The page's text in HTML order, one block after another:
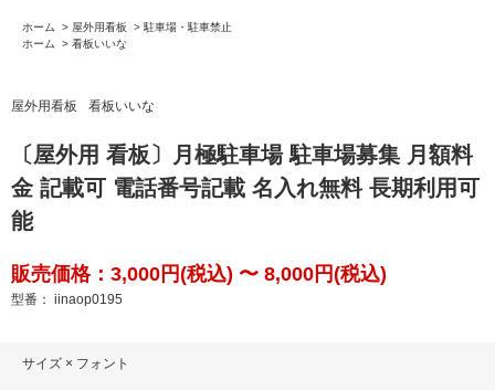
ホーム > 屋外用看板 > 駐車場・駐車禁止
ホーム
> 看板いいな
屋外用看板 看板いいな
〔屋外用 看板〕月極駐車場 駐車場募集 月額料
金 記載可 電話番号記載 名入れ無料 長期利用可
能
販売価格：3,000円(税込) 〜 8,000円(税込)
型番： iinaop0195
サイズ × フォント